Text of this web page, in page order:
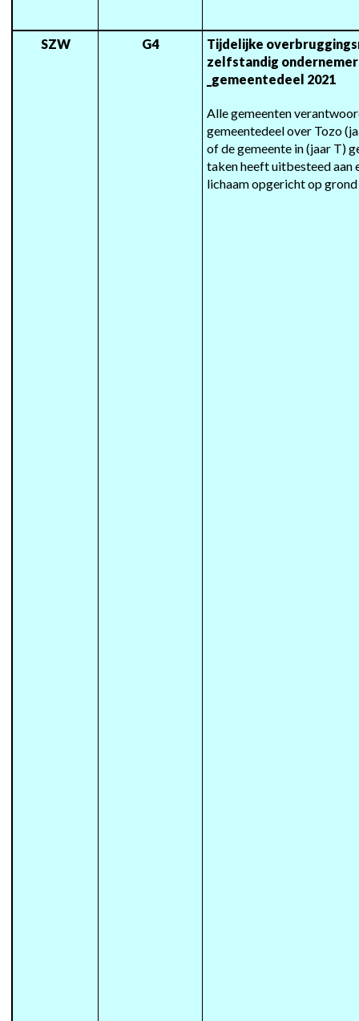
SZW G4
Tijdelijke
zelfstandig
_gemeentedeel 2021
Alle gemeenten
gemeentedeel over Tozo
of de gemeente in (jaar T)
taken heeft uitbesteed aan
lichaam opgericht op